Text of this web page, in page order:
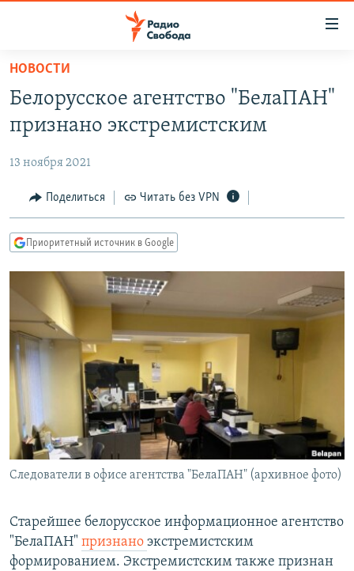
упрощенного
доступа
основному
Вернутся
главной
навигации
Вернутся
поиску
ПОДКАСТЫ
АВТОРСКИЕ ПРОЕКТЫ
ЦИТАТЫ СВОБОДЫ
МНЕНИЯ
IDEL.РЕАЛИИ
КАВКАЗ.РЕАЛИИ
СЕВЕР.РЕАЛИИ
СИБИРЬ.РЕАЛИИ
РАСПИСАНИЕ ВЕЩАНИЯ
ПОДПИШИТЕСЬ НА РАССЫЛКУ
СОЦИАЛЬНЫЕ СЕТИ
Все сайты РСЕ/РС
НОВОСТИ
Белорусское агентство "БелаПАН"
признано экстремистским
13 ноября 2021
Поделиться Читать без VPN
Приоритетный источник в Google
Следователи в офисе агентства "БелаПАН" (архивное фото)
Старейшее белорусское информационное агентство
"БелаПАН" признано экстремистским
формированием. Экстремистским также признан